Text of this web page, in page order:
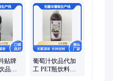
饮料代工厂家、咖啡饮料代加
加工、无菌冷灌装饮料贴牌
牌生产流程及费、2025年饮
、谷物饮料代工、无糖茶饮料
贴牌
品代
葡萄汁饮品代加
工 PET瓶饮料贴